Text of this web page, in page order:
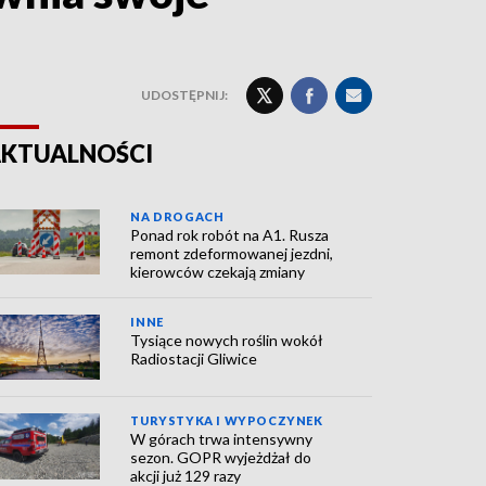
UDOSTĘPNIJ:
NA DROGACH
Ponad rok robót na A1. Rusza
remont zdeformowanej jezdni,
kierowców czekają zmiany
INNE
Tysiące nowych roślin wokół
Radiostacji Gliwice
TURYSTYKA I WYPOCZYNEK
W górach trwa intensywny
sezon. GOPR wyjeżdżał do
akcji już 129 razy